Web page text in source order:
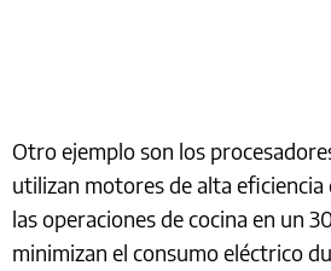
Otro ejemplo son los
utilizan motores de alta eficiencia
las operaciones de cocina en un
minimizan el consumo eléctrico